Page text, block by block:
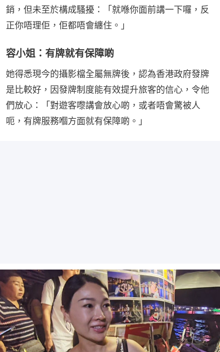
銷，但未至於構成騷擾：「就喺你面前講一下囉，反
正你唔理佢，佢都唔會纏住。」
容小姐：有牌就有保障啲
她得悉現今的攝影檔全屬無牌後，認為香港政府發牌
是比較好，因發牌制度能有效提升旅客的信心，令他
們放心：「對遊客嚟講會放心啲，或者唔會驚被人
呃，有牌服務嗰方面就有保障啲。」